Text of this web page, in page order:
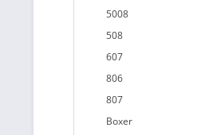
5008
508
607
806
807
Boxer